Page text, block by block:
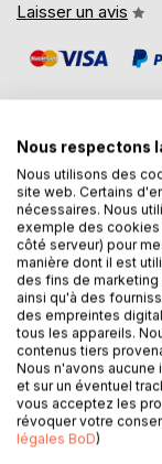
Laisser un avis
DESCRIPTION
Combien d’entre
n’a jeté,
la glace de la
ou plus, un
ou cette horrible
cuisses. Et la
d’amour pour
incapable de
Mais que se
détresse ? Un
Nous respectons
Nous utilisons des
site web. Certains
nécessaires. Nous
exemple des cookies
côté serveur) pour
manière dont il est
des fins de
ainsi qu'à des
des empreintes
tous les appareils.
contenus tiers
Nous n'avons
et sur un éventuel
vous acceptez les
révoquer votre
légales BoD)